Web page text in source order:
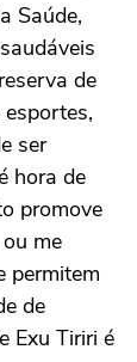
Saúde,
de
ser
hora de
promove
me
permitem
de
Exu Tiriri é